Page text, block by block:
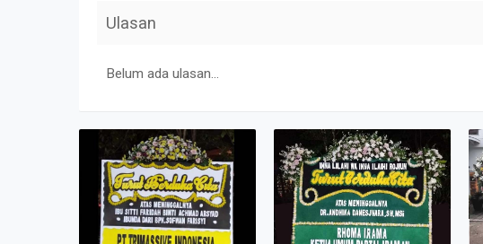
Ulasan
Belum ada ulasan...